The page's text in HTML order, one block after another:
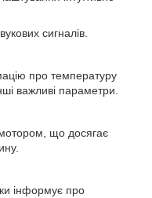
сигналів.
про температуру
важливі параметри.
що досягає
інформує про